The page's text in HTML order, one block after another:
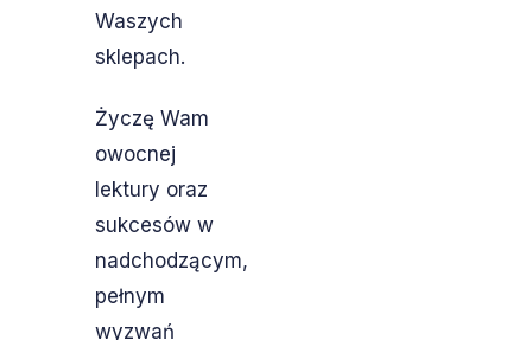
Waszych
sklepach.
Życzę Wam
owocnej
lektury oraz
sukcesów w
nadchodzącym,
pełnym
wyzwań